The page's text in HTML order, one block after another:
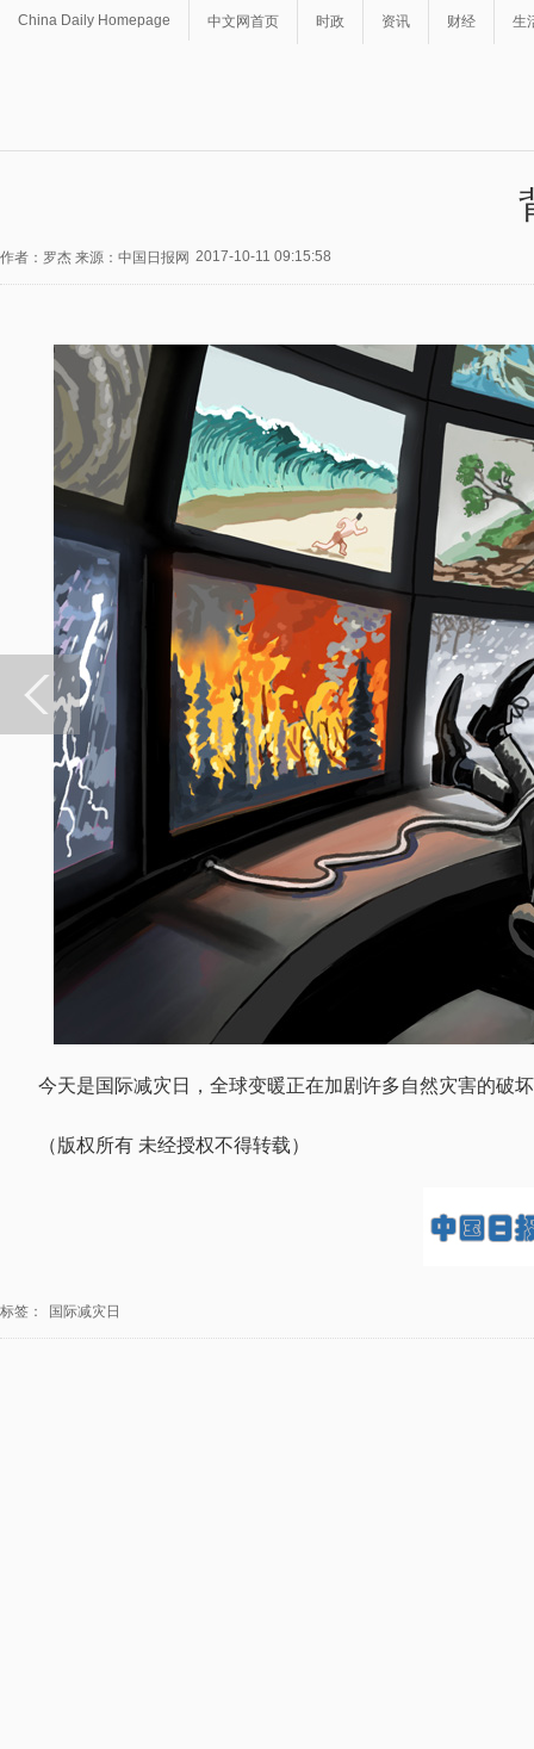
China Daily Homepage 中文网首页 时政 资讯 财经 生
作者：罗杰 来源：中国日报网 2017-10-11 09:15:58
今天是国际减灾日，全球变暖正在加剧许多自然灾害的破
（版权所有 未经授权不得转载）
标签： 国际减灾日